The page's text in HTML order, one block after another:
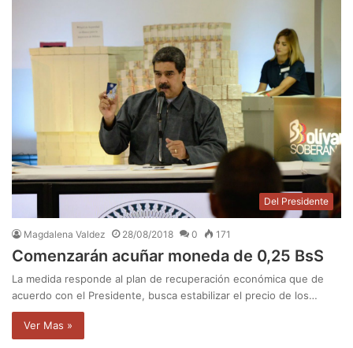
Del Presidente
Magdalena Valdez 28/08/2018 0 171
Comenzarán acuñar moneda de 0,25 BsS
La medida responde al plan de recuperación económica que de
acuerdo con el Presidente, busca estabilizar el precio de los…
Ver Mas »